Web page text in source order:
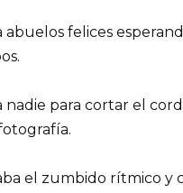
abuelos felices
nadie para cortar el
el zumbido rítmico y